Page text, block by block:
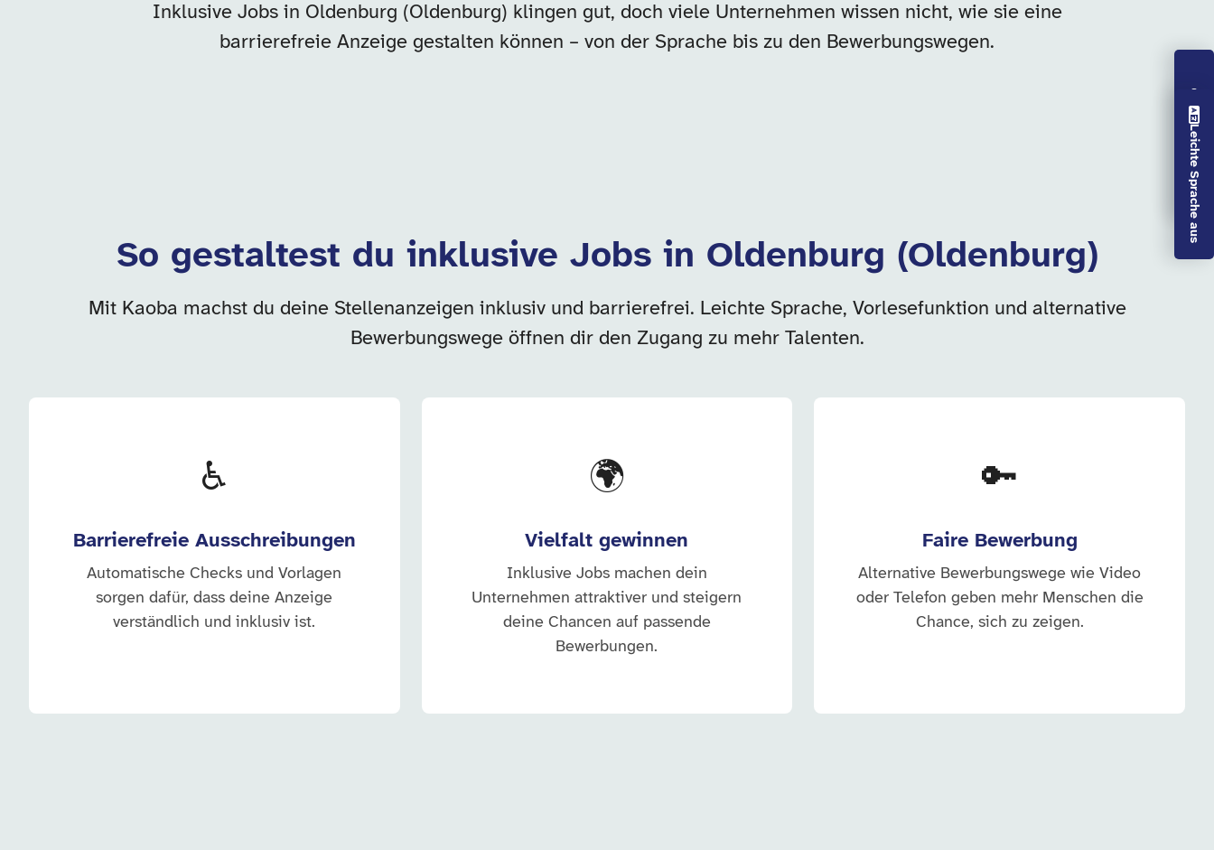
Vorlesen aus
Leichte Sprache aus
Inklusive Jobs in Oldenburg (Oldenburg) klingen gut, doch viele Unternehmen wissen nicht, wie sie eine
barrierefreie Anzeige gestalten können – von der Sprache bis zu den Bewerbungswegen.
So gestaltest du inklusive Jobs in Oldenburg (Oldenburg)
Mit Kaoba machst du deine Stellenanzeigen inklusiv und barrierefrei. Leichte Sprache, Vorlesefunktion und alternative
Bewerbungswege öffnen dir den Zugang zu mehr Talenten.
♿
Barrierefreie Ausschreibungen
Automatische Checks und Vorlagen
sorgen dafür, dass deine Anzeige
verständlich und inklusiv ist.
🌍
Vielfalt gewinnen
Inklusive Jobs machen dein
Unternehmen attraktiver und steigern
deine Chancen auf passende
Bewerbungen.
🔑
Faire Bewerbung
Alternative Bewerbungswege wie Video
oder Telefon geben mehr Menschen die
Chance, sich zu zeigen.